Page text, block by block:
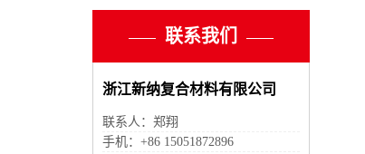
联系我们
浙江新纳复合材料有限公司
联系人：郑翔
手机：+86 15051872896